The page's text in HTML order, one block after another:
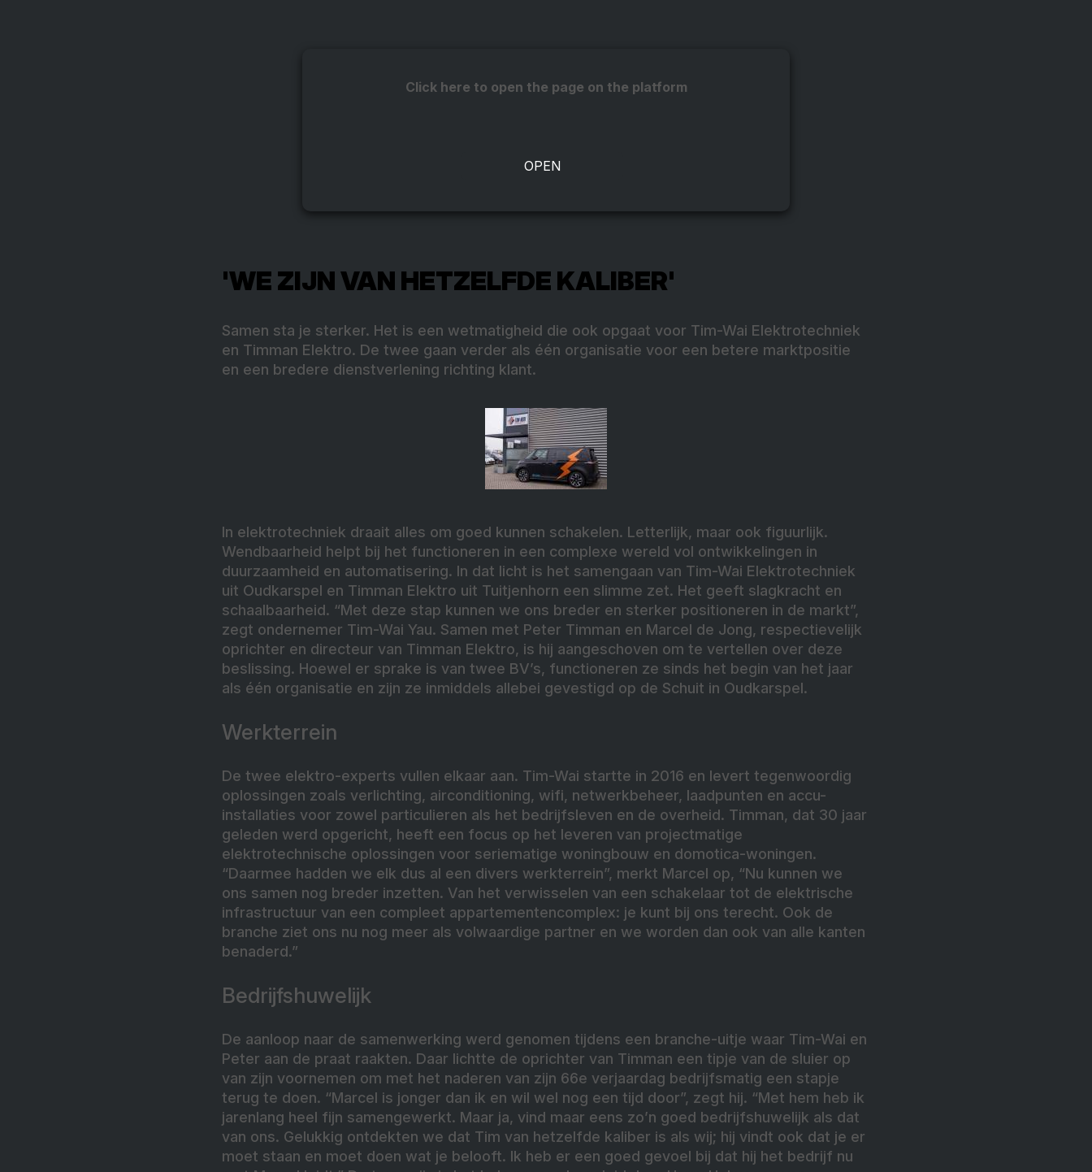
Click here to open the page on the platform
'WE ZIJN VAN HETZELFDE KALIBER'
Samen sta je sterker. Het is een wetmatigheid die ook opgaat voor Tim-Wai Elektrotechniek
en Timman Elektro. De twee gaan verder als één organisatie voor een betere marktpositie
en een bredere dienstverlening richting klant.
In elektrotechniek draait alles om goed kunnen schakelen. Letterlijk, maar ook figuurlijk.
Wendbaarheid helpt bij het functioneren in een complexe wereld vol ontwikkelingen in
duurzaamheid en automatisering. In dat licht is het samengaan van Tim-Wai Elektrotechniek
uit Oudkarspel en Timman Elektro uit Tuitjenhorn een slimme zet. Het geeft slagkracht en
schaalbaarheid. “Met deze stap kunnen we ons breder en sterker positioneren in de markt”,
zegt ondernemer Tim-Wai Yau. Samen met Peter Timman en Marcel de Jong, respectievelijk
oprichter en directeur van Timman Elektro, is hij aangeschoven om te vertellen over deze
beslissing. Hoewel er sprake is van twee BV’s, functioneren ze sinds het begin van het jaar
als één organisatie en zijn ze inmiddels allebei gevestigd op de Schuit in Oudkarspel.
Werkterrein
De twee elektro-experts vullen elkaar aan. Tim-Wai startte in 2016 en levert tegenwoordig
oplossingen zoals verlichting, airconditioning, wifi, netwerkbeheer, laadpunten en accu-
installaties voor zowel particulieren als het bedrijfsleven en de overheid. Timman, dat 30 jaar
geleden werd opgericht, heeft een focus op het leveren van projectmatige
elektrotechnische oplossingen voor seriematige woningbouw en domotica-woningen.
“Daarmee hadden we elk dus al een divers werkterrein”, merkt Marcel op, “Nu kunnen we
ons samen nog breder inzetten. Van het verwisselen van een schakelaar tot de elektrische
infrastructuur van een compleet appartementencomplex: je kunt bij ons terecht. Ook de
branche ziet ons nu nog meer als volwaardige partner en we worden dan ook van alle kanten
benaderd.”
Bedrijfshuwelijk
De aanloop naar de samenwerking werd genomen tijdens een branche-uitje waar Tim-Wai en
Peter aan de praat raakten. Daar lichtte de oprichter van Timman een tipje van de sluier op
van zijn voornemen om met het naderen van zijn 66e verjaardag bedrijfsmatig een stapje
terug te doen. “Marcel is jonger dan ik en wil wel nog een tijd door”, zegt hij. “Met hem heb ik
jarenlang heel fijn samengewerkt. Maar ja, vind maar eens zo’n goed bedrijfshuwelijk als dat
van ons. Gelukkig ontdekten we dat Tim van hetzelfde kaliber is als wij; hij vindt ook dat je er
moet staan en moet doen wat je belooft. Ik heb er een goed gevoel bij dat hij het bedrijf nu